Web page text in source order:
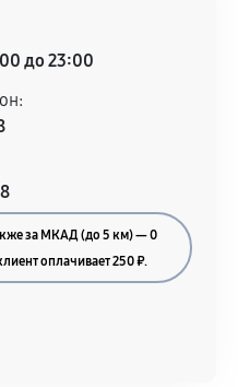
до 23:00
за МКАД (до 5 км) — 0
оплачивает 250 ₽.